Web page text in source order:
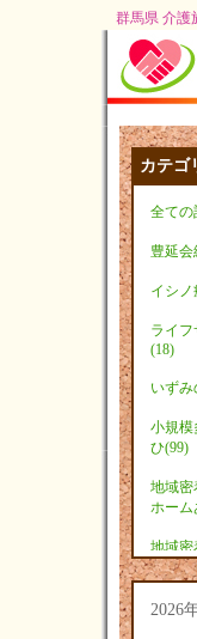
群馬県 介護
カテゴ
全ての
豊延会
イシノ
ライフ
(18)
いずみ
小規模
ひ(99)
地域密
ホーム
地域密
あさひ
2026